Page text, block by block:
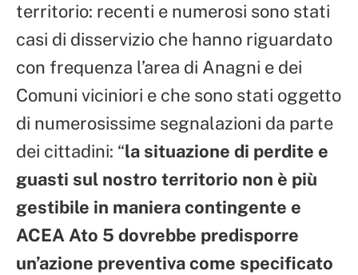
territorio: recenti e numerosi sono stati
casi di disservizio che hanno riguardato
con frequenza l’area di Anagni e dei
Comuni viciniori e che sono stati oggetto
di numerosissime segnalazioni da parte
dei cittadini: “la situazione di perdite e
guasti sul nostro territorio non è più
gestibile in maniera contingente e
ACEA Ato 5 dovrebbe predisporre
un’azione preventiva come specificato